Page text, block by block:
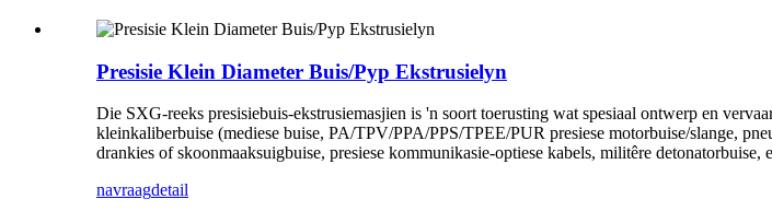
Presisie Klein Diameter Buis/Pyp Ekstrusielyn
Die SXG-reeks presisiebuis-ekstrusiemasjien is 'n soort toerusting wat spesiaal ontwerp en
kleinkaliberbuise (mediese buise, PA/TPV/PPA/PPS/TPEE/PUR presiese motorbuise/slange,
drankies of skoonmaaksuigbuise, presiese kommunikasie-optiese kabels, militêre detonatorbuise,
navraagdetail